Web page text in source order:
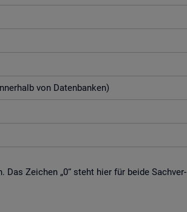
von Da­ten­ban­ken)
Das Zei­chen „0“ steht hier für beide Sach­ver­